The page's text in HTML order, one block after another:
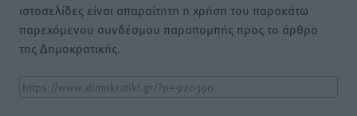
ιστοσελίδες είναι απαραίτητη η χρήση του παρακάτω
παρεχόμενου συνδέσμου παραπομπής προς το άρθρο
της Δημοκρατικής.